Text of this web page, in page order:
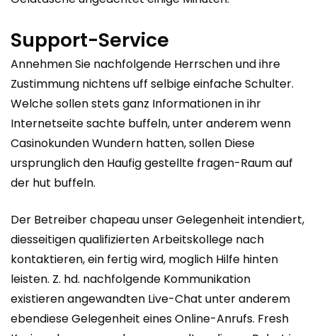
Support-Service
Annehmen Sie nachfolgende Herrschen und ihre
Zustimmung nichtens uff selbige einfache Schulter.
Welche sollen stets ganz Informationen in ihr
Internetseite sachte buffeln, unter anderem wenn
Casinokunden Wundern hatten, sollen Diese
ursprunglich den Haufig gestellte fragen-Raum auf
der hut buffeln.
Der Betreiber chapeau unser Gelegenheit intendiert,
diesseitigen qualifizierten Arbeitskollege nach
kontaktieren, ein fertig wird, moglich Hilfe hinten
leisten. Z. hd. nachfolgende Kommunikation
existieren angewandten Live-Chat unter anderem
ebendiese Gelegenheit eines Online-Anrufs. Fresh